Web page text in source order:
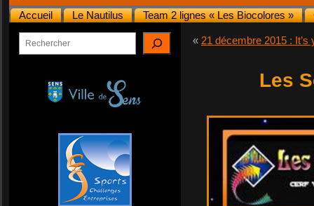
Accueil Le Nautilus Team 2 lignes « Les Biocolores »
Rechercher
« 21 décembre 2015 :
Les